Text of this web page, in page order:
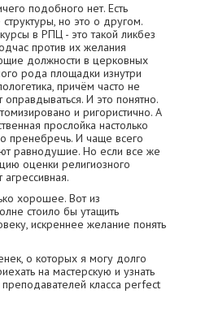
подобного нет. Есть
но это о другом.
в РПЦ - это такой ликбез
против их желания
должности в церковных
рода площадки изнутри
причём часто не
И это понятно.
и ригористично. А
прослойка настолько
пренебречь. И чаще всего
равнодушие. Но если все же
оценки религиозного
агрессивная.
хорошее. Вот из
стоило бы утащить
искреннее желание понять
о которых я могу долго
на мастерскую и узнать
класса perfect